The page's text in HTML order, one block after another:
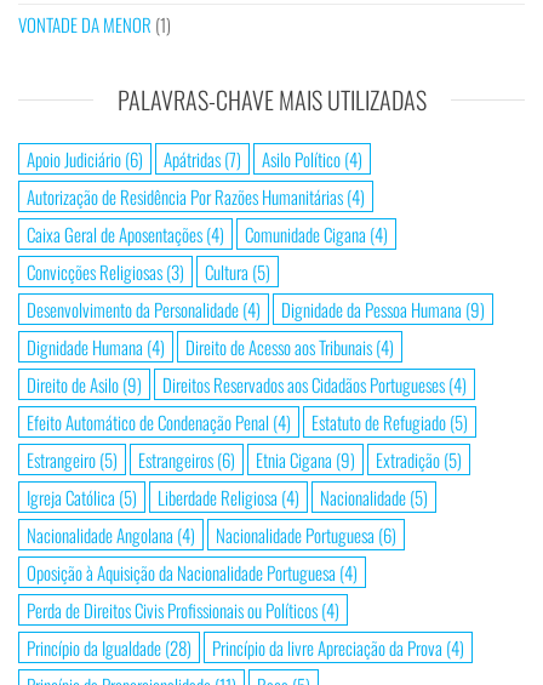
VONTADE DA MENOR (1)
PALAVRAS-CHAVE MAIS UTILIZADAS
Apoio Judiciário(6) Apátridas(7) Asilo Político(4)
Autorização de Residência Por Razões Humanitárias(4)
Caixa Geral de Aposentações(4) Comunidade Cigana (4)
Convicções Religiosas(3) Cultura (5)
Desenvolvimento da Personalidade(4) Dignidade da Pessoa Humana (9)
Dignidade Humana (4) Direito de Acesso aos Tribunais(4)
Direito de Asilo(9) Direitos Reservados aos Cidadãos Portugueses(4)
Efeito Automático de Condenação Penal (4) Estatuto de Refugiado(5)
Estrangeiro(5) Estrangeiros(6) Etnia Cigana (9) Extradição(5)
Igreja Católica (5) Liberdade Religiosa (4) Nacionalidade(5)
Nacionalidade Angolana (4) Nacionalidade Portuguesa (6)
Oposição à Aquisição da Nacionalidade Portuguesa (4)
Perda de Direitos Civis Profissionais ou Políticos(4)
Princípio da Igualdade(28) Princípio da livre Apreciação da Prova (4)